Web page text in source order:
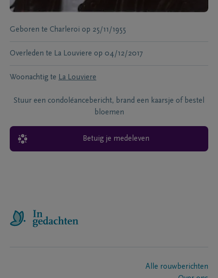
Geboren te Charleroi op 25/11/1955
Overleden te La Louviere op 04/12/2017
Woonachtig te La Louviere
Stuur een condoléancebericht, brand een kaarsje of bestel
bloemen
Betuig je medeleven
Alle rouwberichten